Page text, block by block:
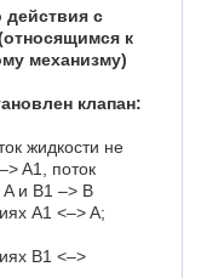
действия с
к
механизму)
клапан:
жидкости не
A1, поток
и B1 –> B
A1 <–> A;
B1 <–>